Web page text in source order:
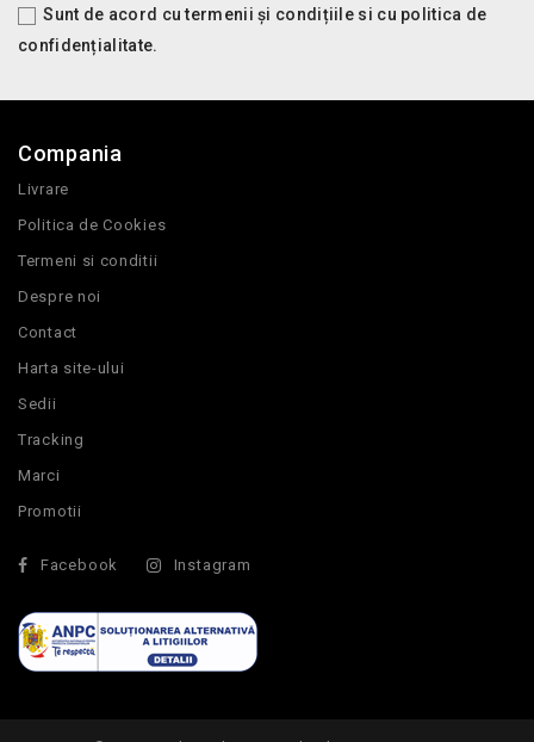
Sunt de acord cu termenii și condițiile si cu politica de
confidențialitate.
Compania
Livrare
Politica de Cookies
Termeni si conditii
Despre noi
Contact
Harta site-ului
Sedii
Tracking
Marci
Promotii
Facebook Instagram